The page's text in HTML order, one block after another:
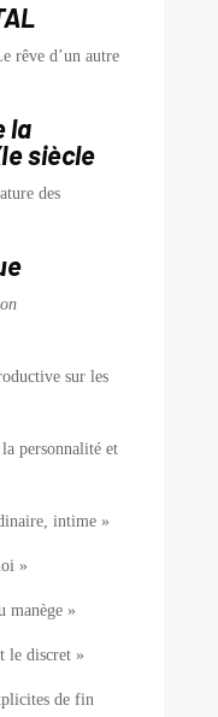
rêve d’un autre
la
siècle
des
sur les
personnalité et
intime »
»
manège »
le discret »
de fin